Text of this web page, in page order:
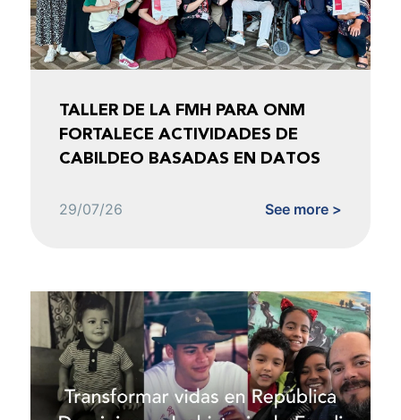
TALLER DE LA FMH PARA ONM
FORTALECE ACTIVIDADES DE
CABILDEO BASADAS EN DATOS
29/07/26 See more >